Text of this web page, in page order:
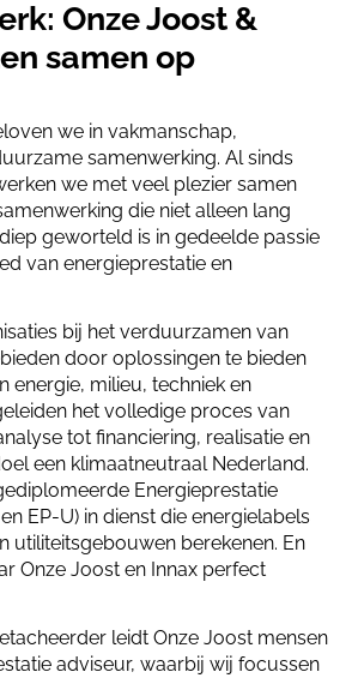
Onze Joost &
samen op
we in vakmanschap,
samenwerking. Al sinds
we met veel plezier samen
die niet alleen lang
geworteld is in gedeelde passie
van energieprestatie en
bij het verduurzamen van
door oplossingen te bieden
energie, milieu, techniek en
het volledige proces van
tot financiering, realisatie en
een klimaatneutraal Nederland.
Energieprestatie
EP-U) in dienst die energielabels
utiliteitsgebouwen berekenen. En
Onze Joost en Innax perfect
leidt Onze Joost mensen
adviseur, waarbij wij focussen